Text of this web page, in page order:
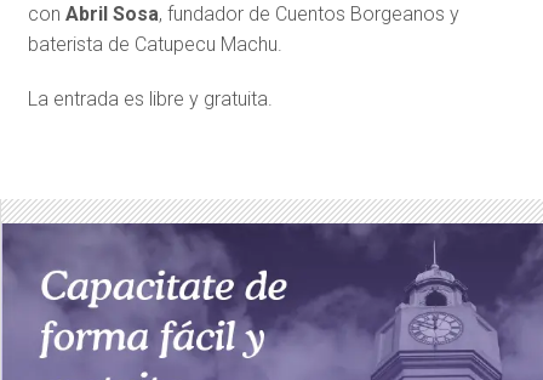
con Abril Sosa, fundador de Cuentos Borgeanos y
baterista de Catupecu Machu.
La entrada es libre y gratuita.